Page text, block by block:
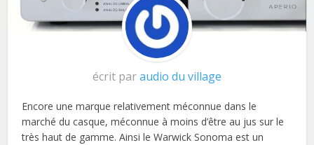
écrit paraudio du village
Encore une marque relativement méconnue dans le
marché du casque, méconnue à moins d’être au jus sur le
très haut de gamme. Ainsi le Warwick Sonoma est un